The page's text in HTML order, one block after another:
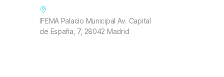
IFEMA Palacio Municipal Av. Capital
de España, 7, 28042 Madrid